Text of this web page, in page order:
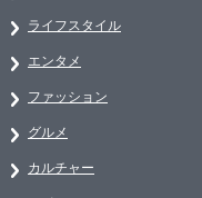
ライフスタイル
エンタメ
ファッション
グルメ
カルチャー